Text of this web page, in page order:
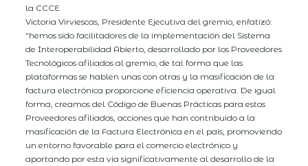
la CCCE
Victoria Virviescas, Presidente Ejecutiva del gremio, enfatizó:
“hemos sido facilitadores de la implementación del Sistema
de Interoperabilidad Abierto, desarrollado por los Proveedores
Tecnológicos afiliados al gremio, de tal forma que las
plataformas se hablen unas con otras y la masificación de la
factura electrónica proporcione eficiencia operativa. De igual
forma, creamos del Código de Buenas Prácticas para estos
Proveedores afiliados, acciones que han contribuido a la
masificación de la Factura Electrónica en el país, promoviendo
un entorno favorable para el comercio electrónico y
aportando por esta vía significativamente al desarrollo de la